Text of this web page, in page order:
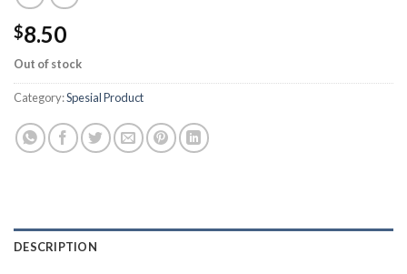
$8.50
Out of stock
Category:Spesial Product
DESCRIPTION